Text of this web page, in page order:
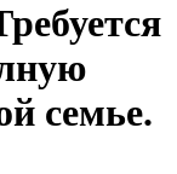
семье.